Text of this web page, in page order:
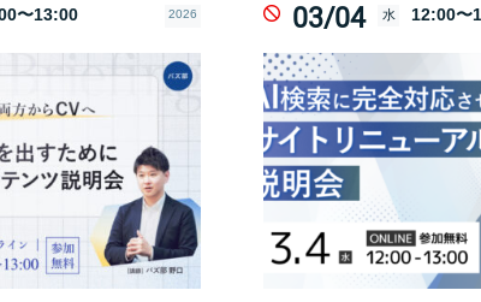
〜13:00 2026 03/04 水 12:00〜